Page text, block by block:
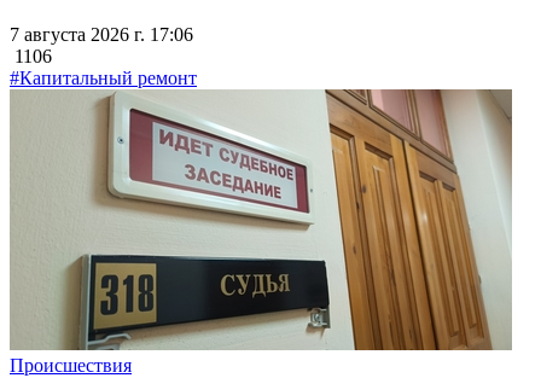
7 августа 2026 г. 17:06
1106
#Капитальный ремонт
Происшествия